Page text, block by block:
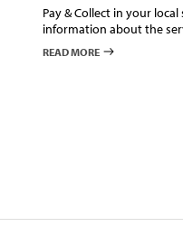
Pay & Collect in your
information about the
READ MORE